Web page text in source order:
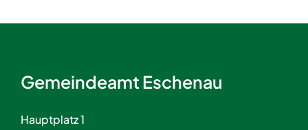
Gemeindeamt Eschenau
Hauptplatz 1